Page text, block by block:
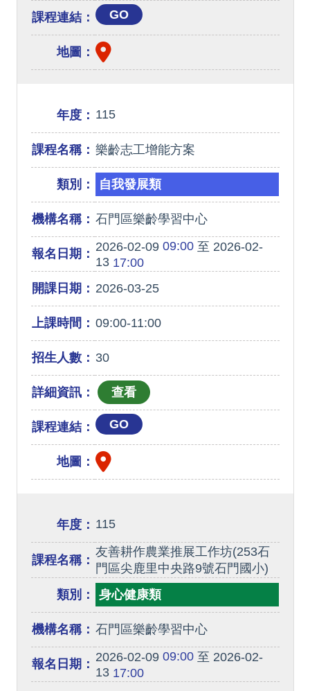
課程連結： GO
地圖：
年度： 115
課程名稱： 樂齡志工增能方案
類別： 自我發展類
機構名稱： 石門區樂齡學習中心
報名日期： 2026-02-0909:00至 2026-02-
1317:00
開課日期： 2026-03-25
上課時間： 09:00-11:00
招生人數： 30
詳細資訊：
課程連結： GO
地圖：
年度： 115
課程名稱：
友善耕作農業推展工作坊(253石
門區尖鹿里中央路9號石門國小)
類別：
身心健康類
機構名稱： 石門區樂齡學習中心
報名日期： 2026-02-0909:00至 2026-02-
1317:00